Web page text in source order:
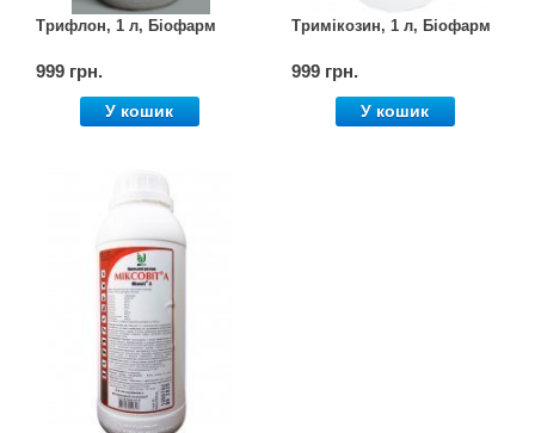
Трифлон, 1 л, Біофарм
999 грн.
У кошик
Тримікозин, 1 л, Біофарм
999 грн.
У кошик